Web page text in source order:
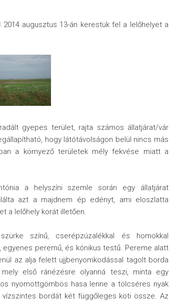
augusztus 13-án kerestük fel a lelőhelyet a
gyepes terület, rajta számos állatjárat/vár
hogy látótávolságon belül nincs más
a környező területek mély fekvése miatt a
a helyszíni szemle során egy állatjárat
azt a majdnem ép edényt, ami eloszlatta
a lelőhely korát illetően.
színű, cserépzúzalékkal és homokkal
egyenes peremű, és kónikus testű. Pereme alatt
az alja felett ujjbenyomkodással tagolt borda
első ránézésre olyanná teszi, minta egy
nyomottgömbös hasa lenne a tölcséres nyak
vízszintes bordát két függőleges köti össze. Az